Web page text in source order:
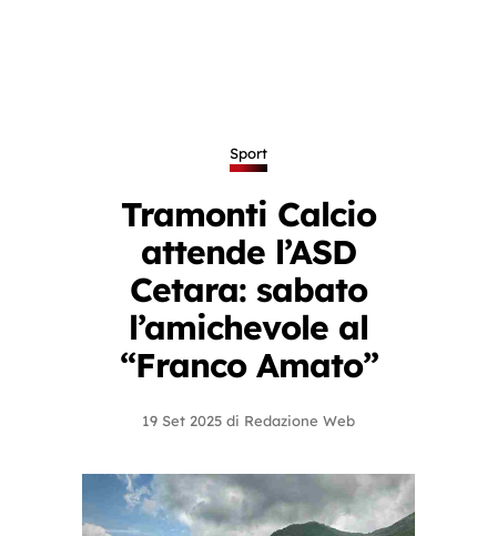
Sport
Tramonti Calcio
attende l’ASD
Cetara: sabato
l’amichevole al
“Franco Amato”
19 Set 2025 di Redazione Web